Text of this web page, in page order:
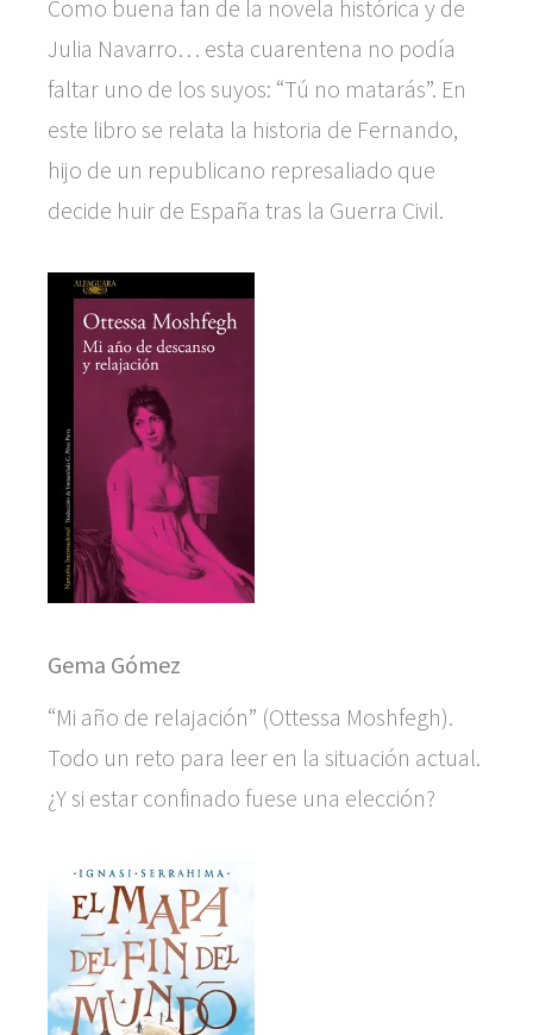
Como buena fan de la novela histórica y de
Julia Navarro… esta cuarentena no podía
faltar uno de los suyos: “Tú no matarás”. En
este libro se relata la historia de Fernando,
hijo de un republicano represaliado que
decide huir de España tras la Guerra Civil.
Gema Gómez
“Mi año de relajación” (Ottessa Moshfegh).
Todo un reto para leer en la situación actual.
¿Y si estar confinado fuese una elección?